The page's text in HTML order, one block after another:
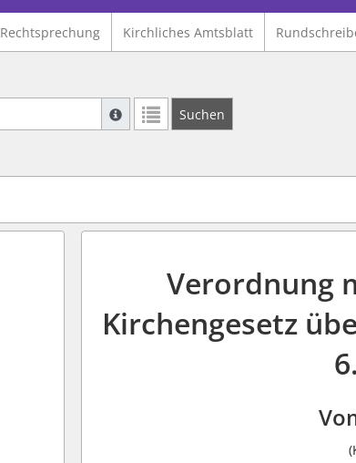
Rechtsprechung Kirchliches Amtsblatt
Suche mit Platzhalter "*", Bsp. Pfarrer*,
Weitere Suchoperatoren finden Sie in
Suchen
Verordnung
Kirchengesetz
(